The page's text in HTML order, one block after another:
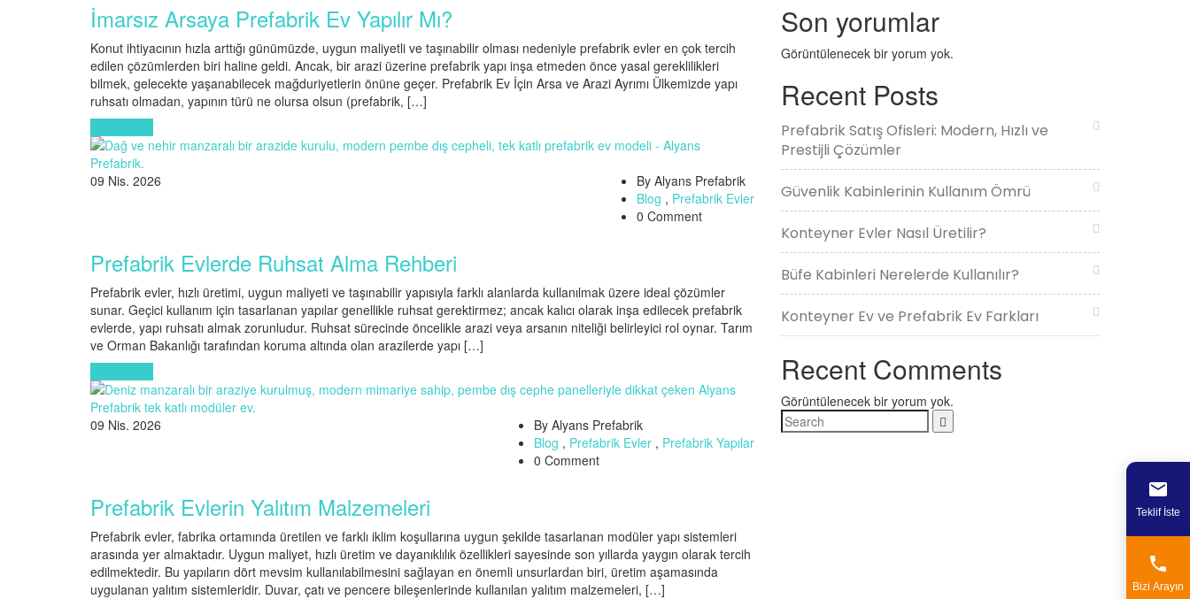
İmarsız Arsaya Prefabrik Ev Yapılır Mı?
Konut ihtiyacının hızla arttığı günümüzde, uygun maliyetli ve taşınabilir olması nedeniyle prefabrik evler en çok tercih
edilen çözümlerden biri haline geldi. Ancak, bir arazi üzerine prefabrik yapı inşa etmeden önce yasal gereklilikleri
bilmek, gelecekte yaşanabilecek mağduriyetlerin önüne geçer. Prefabrik Ev İçin Arsa ve Arazi Ayrımı Ülkemizde yapı
ruhsatı olmadan, yapının türü ne olursa olsun (prefabrik, […]
09 Nis. 2026
By Alyans Prefabrik
Blog , Prefabrik Evler
0 Comment
Prefabrik Evlerde Ruhsat Alma Rehberi
Prefabrik evler, hızlı üretimi, uygun maliyeti ve taşınabilir yapısıyla farklı alanlarda kullanılmak üzere ideal çözümler
sunar. Geçici kullanım için tasarlanan yapılar genellikle ruhsat gerektirmez; ancak kalıcı olarak inşa edilecek prefabrik
evlerde, yapı ruhsatı almak zorunludur. Ruhsat sürecinde öncelikle arazi veya arsanın niteliği belirleyici rol oynar. Tarım
ve Orman Bakanlığı tarafından koruma altında olan arazilerde yapı […]
09 Nis. 2026
By Alyans Prefabrik
Blog , Prefabrik Evler , Prefabrik Yapılar
0 Comment
Prefabrik Evlerin Yalıtım Malzemeleri
Prefabrik evler, fabrika ortamında üretilen ve farklı iklim koşullarına uygun şekilde tasarlanan modüler yapı sistemleri
arasında yer almaktadır. Uygun maliyet, hızlı üretim ve dayanıklılık özellikleri sayesinde son yıllarda yaygın olarak tercih
edilmektedir. Bu yapıların dört mevsim kullanılabilmesini sağlayan en önemli unsurlardan biri, üretim aşamasında
uygulanan yalıtım sistemleridir. Duvar, çatı ve pencere bileşenlerinde kullanılan yalıtım malzemeleri, […]
Son yorumlar
Görüntülenecek bir yorum yok.
Recent Posts
Prefabrik Satış Ofisleri: Modern, Hızlı ve
Prestijli Çözümler
Güvenlik Kabinlerinin Kullanım Ömrü
Konteyner Evler Nasıl Üretilir?
Büfe Kabinleri Nerelerde Kullanılır?
Konteyner Ev ve Prefabrik Ev Farkları
Recent Comments
Görüntülenecek bir yorum yok.
Teklif İste
Bizi Arayın